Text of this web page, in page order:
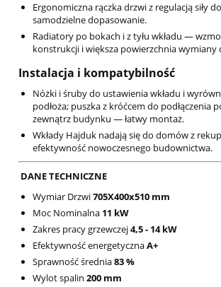
Ergonomiczna rączka drzwi z regulacją siły
samodzielne dopasowanie.
Radiatory po bokach i z tyłu wkładu —
konstrukcji i większa powierzchnia wymiany
Instalacja i kompatybilność
Nóżki i śruby do ustawienia wkładu i
podłoża; puszka z króćcem do podłączenia
zewnątrz budynku — łatwy montaż.
Wkłady Hajduk nadają się do domów z
efektywność nowoczesnego budownictwa.
DANE TECHNICZNE
Wymiar Drzwi705X400x510 mm
Moc Nominalna 11 kW
Zakres pracy grzewczej4,5 - 14 kW
Efektywność energetycznaA+
Sprawność średnia83 %
Wylot spalin 200 mm